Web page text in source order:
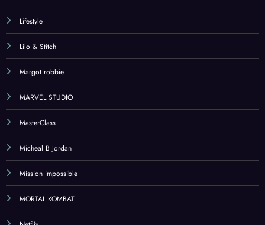
LANTERNS
Lifestyle
Lilo & Stitch
Margot robbie
MARVEL STUDIO
MasterClass
Micheal B Jordan
Mission impossible
MORTAL KOMBAT